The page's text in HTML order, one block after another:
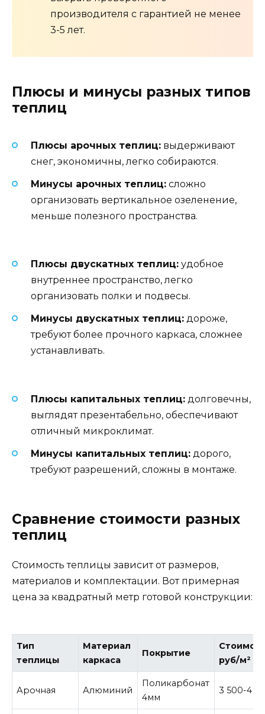
производителя с гарантией не менее
3-5 лет.
Плюсы и минусы разных типов
теплиц
Плюсы арочных теплиц: выдерживают
снег, экономичны, легко собираются.
Минусы арочных теплиц: сложно
организовать вертикальное озеленение,
меньше полезного пространства.
Плюсы двускатных теплиц: удобное
внутреннее пространство, легко
организовать полки и подвесы.
Минусы двускатных теплиц: дороже,
требуют более прочного каркаса, сложнее
устанавливать.
Плюсы капитальных теплиц: долговечны,
выглядят презентабельно, обеспечивают
отличный микроклимат.
Минусы капитальных теплиц: дорого,
требуют разрешений, сложны в монтаже.
Сравнение стоимости разных
теплиц
Стоимость теплицы зависит от размеров,
материалов и комплектации. Вот примерная
цена за квадратный метр готовой конструкции:
Тип
теплицы
Материал
каркаса
Покрытие
руб/м²
Арочная Алюминий
Поликарбонат
4мм
3 500-4